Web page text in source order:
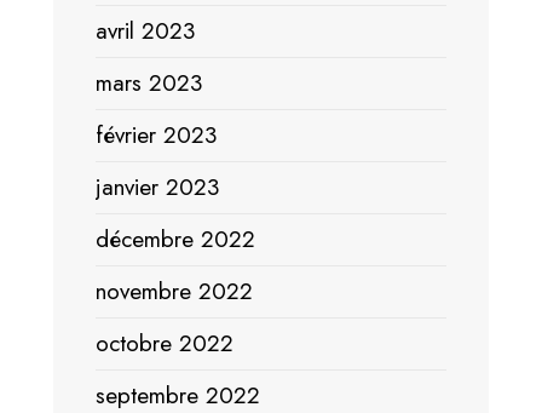
avril 2023
mars 2023
février 2023
janvier 2023
décembre 2022
novembre 2022
octobre 2022
septembre 2022